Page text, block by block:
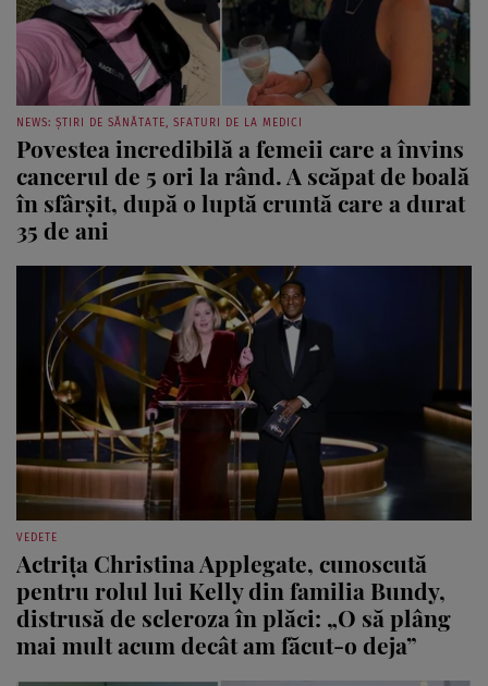
Povestea incredibilă a femeii care a învins
cancerul de 5 ori la rând. A scăpat de boală
în sfârșit, după o luptă cruntă care a durat
35 de ani
Actrița Christina Applegate, cunoscută
pentru rolul lui Kelly din familia Bundy,
distrusă de scleroza în plăci: „O să plâng
mai mult acum decât am făcut-o deja”